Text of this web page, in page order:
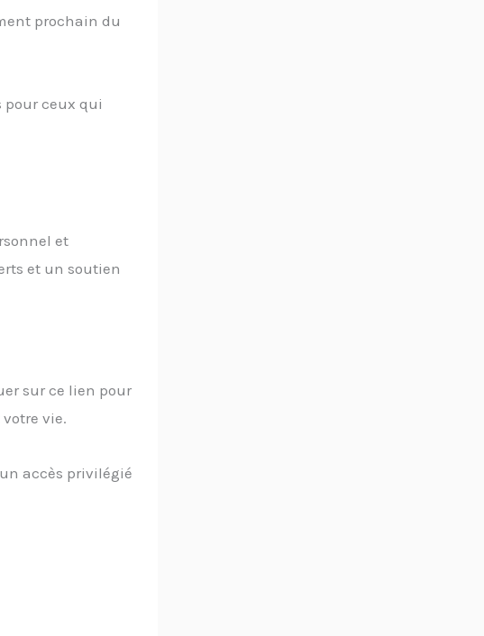
prochain du
pour ceux qui
et
et un soutien
sur ce lien pour
vie.
accès privilégié